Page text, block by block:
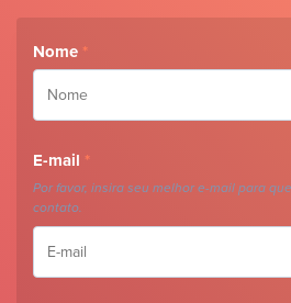
Nome *
E-mail *
Por favor, insira seu melhor e-mail para
contato.